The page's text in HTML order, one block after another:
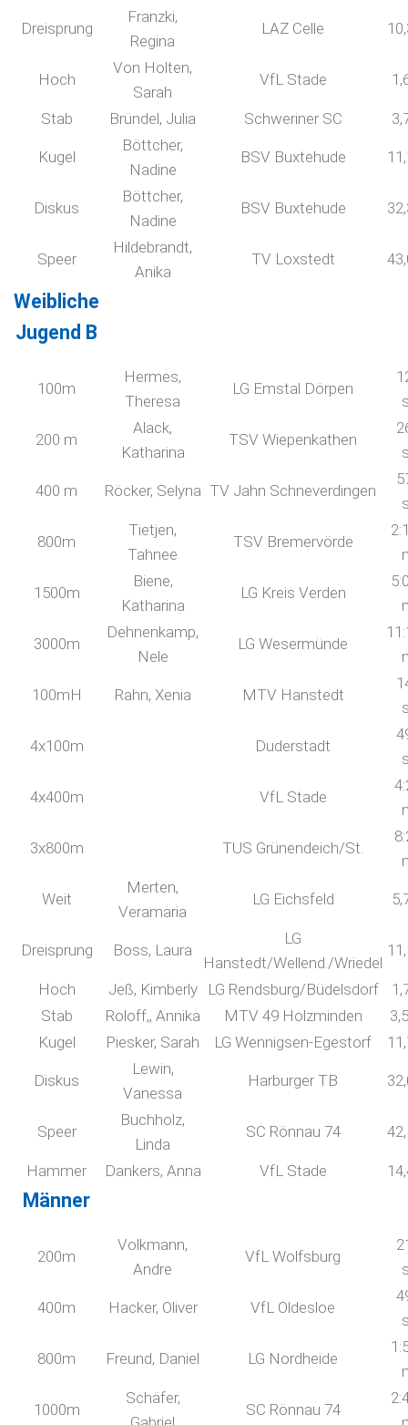
Dreisprung
Franzki,
Regina
LAZ Celle
Hoch
Von Holten,
Sarah
VfL Stade
Stab Bründel, Julia Schweriner SC
Kugel
Böttcher,
Nadine
BSV Buxtehude
Diskus
Böttcher,
Nadine
BSV Buxtehude
Speer
Hildebrandt,
Anika
TV Loxstedt
Weibliche
Jugend B
100m
Hermes,
Theresa
LG Emstal Dörpen
200 m
Alack,
Katharina
TSV Wiepenkathen
400 m Röcker, Selyna TV Jahn Schneverdingen
800m
Tietjen,
Tahnee
TSV Bremervörde
1500m
Biene,
Katharina
LG Kreis Verden
3000m
Dehnenkamp,
Nele
LG Wesermünde
100mH Rahn, Xenia MTV Hanstedt
4x100m Duderstadt
4x400m VfL Stade
3x800m TUS Grünendeich/St.
Weit
Merten,
Veramaria
LG Eichsfeld
Dreisprung Boss, Laura
LG
Hanstedt/Wellend./Wriedel
Hoch Jeß, Kimberly LG Rendsburg/Büdelsdorf
Stab
Roloff,, Annika MTV 49 Holzminden
Kugel
Piesker, Sarah LG Wennigsen-Egestorf
Diskus
Lewin,
Vanessa
Harburger TB
Speer
Buchholz,
Linda
SC Rönnau 74
Hammer Dankers, Anna VfL Stade
Männer
200m
Volkmann,
Andre
VfL Wolfsburg
400m Hacker, Oliver VfL Oldesloe
800m Freund, Daniel LG Nordheide
1000m
Schäfer,
SC Rönnau 74